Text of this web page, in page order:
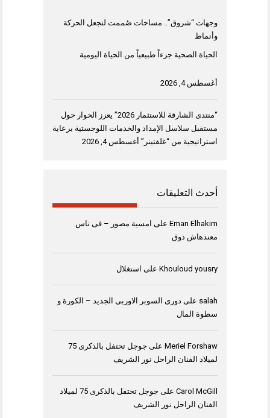
وجهات “شروق”.. مساحات صُممت لتجعل الحركة
وأنماط
الحياة الصحية جزءاً طبيعياً من الحياة اليومية
أغسطس 4, 2026
“منتدى الشارقة للاستثمار 2026” يعزز الحوار حول
مستقبل سلاسل الإمداد والخدمات اللوجستية برعاية
استراتيجية من “غلفتينر” أغسطس 4, 2026
أحدث التعليقات
Eman Elhakim على امسية مصور – فى ناس
معندهاش ذوق
Khouloud yousry على استغلال
salah على دورى السوبر الاوربى الجديد – الكورة و
سطوة المال
Meriel Forshaw على
جوجل تحتفل بالذكرى 75
لميلاد الفنان الراحل نور الشريف
Carol McGill على
جوجل تحتفل بالذكرى 75 لميلاد
الفنان الراحل نور الشريف